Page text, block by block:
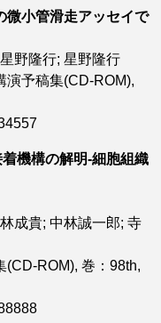
微小管滑走アッセイで
価
野隆行; 星野隆行
演予稿集(CD-ROM),
機構の解明-細胞組織
成貴; 中林誠一郎; 寺
(CD-ROM), 巻：98th,